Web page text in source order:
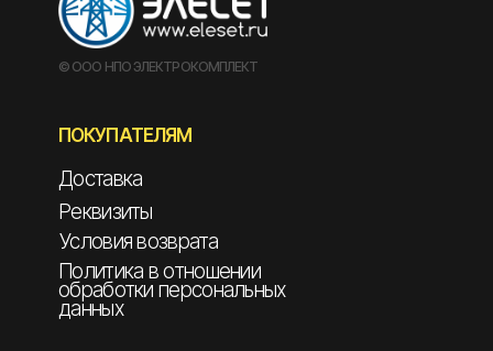
© ООО НПО ЭЛЕКТРОКОМПЛЕКТ
ПОКУПАТЕЛЯМ
Доставка
Реквизиты
Условия возврата
Политика в отношении
обработки персональных
данных